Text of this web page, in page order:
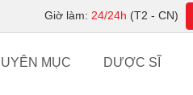
Giờ làm: 24/24h (T2 - CN)
MỤC DƯỢC SĨ